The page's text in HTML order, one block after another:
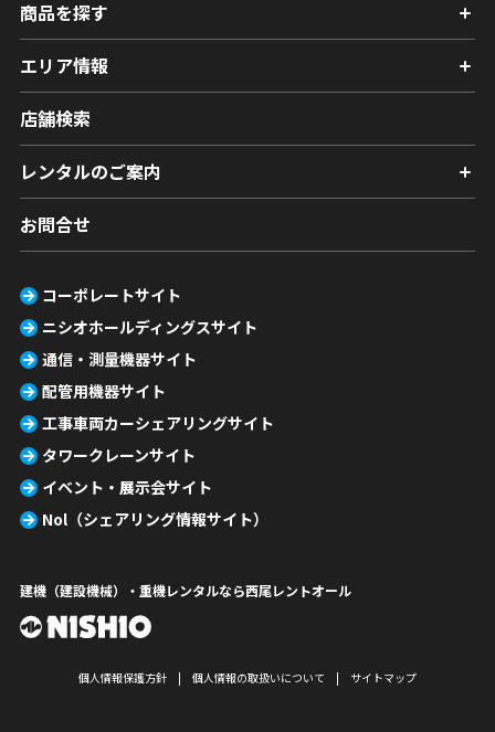
商品を探す
エリア情報
店舗検索
レンタルのご案内
お問合せ
コーポレートサイト
ニシオホールディングスサイト
通信・測量機器サイト
配管用機器サイト
工事車両カーシェアリングサイト
タワークレーンサイト
イベント・展示会サイト
Nol（シェアリング情報サイト）
建機（建設機械）・重機レンタルなら西尾レントオール
個人情報保護方針 個人情報の取扱いについて サイトマップ